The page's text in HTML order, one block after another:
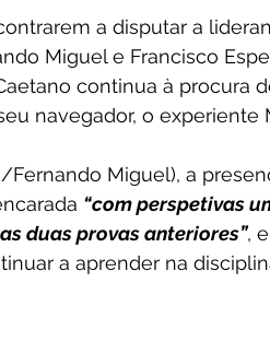
a disputar a
Miguel e Francisco
continua à procura
navegador, o experiente
Fernando Miguel), a
“com perspetivas
duas provas anteriores”,
a aprender na